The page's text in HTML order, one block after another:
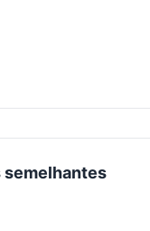
semelhantes